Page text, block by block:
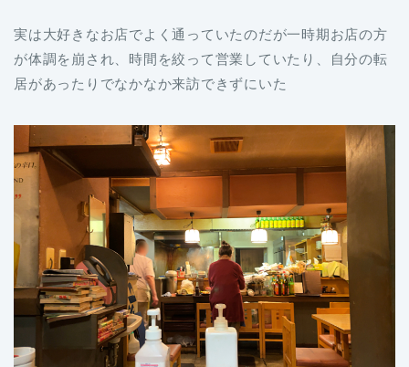
実は大好きなお店でよく通っていたのだが一時期お店の方
が体調を崩され、時間を絞って営業していたり、自分の転
居があったりでなかなか来訪できずにいた